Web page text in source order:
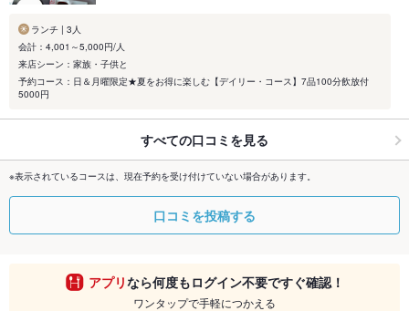
ランチ | 3人
会計：4,001～5,000円/人
来店シーン：家族・子供と
予約コース：日＆月曜限定★夏をお得に楽しむ【デイリー・コース】7品100分飲放付
5000円
すべての口コミを見る
※表示されているコースは、現在予約を受け付けていない場合があります。
口コミを投稿する
アプリなら何度もログイン不要ですぐ確認！
ワンタップで手軽につかえる